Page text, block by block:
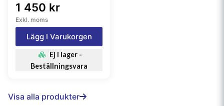
1 450 kr
Exkl. moms
Lägg I Varukorgen
Ej i lager -
Beställningsvara
Visa alla produkter